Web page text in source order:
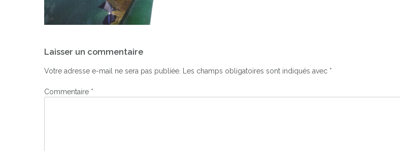
de
l’article
Laisser un commentaire
Votre adresse e-mail ne sera pas publiée. Les champs obligatoires sont indiqués avec *
Commentaire *